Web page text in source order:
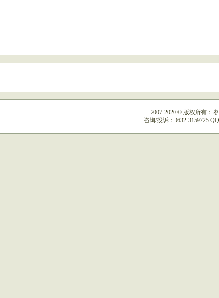
2007-2020 ©版权所有：枣
咨询/投诉：0632-3159725